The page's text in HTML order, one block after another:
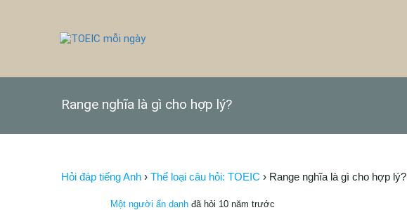
Range nghĩa là gì cho hợp lý?
Hỏi đáp tiếng Anh › Thể loại câu hỏi: TOEIC › Range nghĩa là gì cho hợp lý?
Một người ẩn danh đã hỏi 10 năm trước